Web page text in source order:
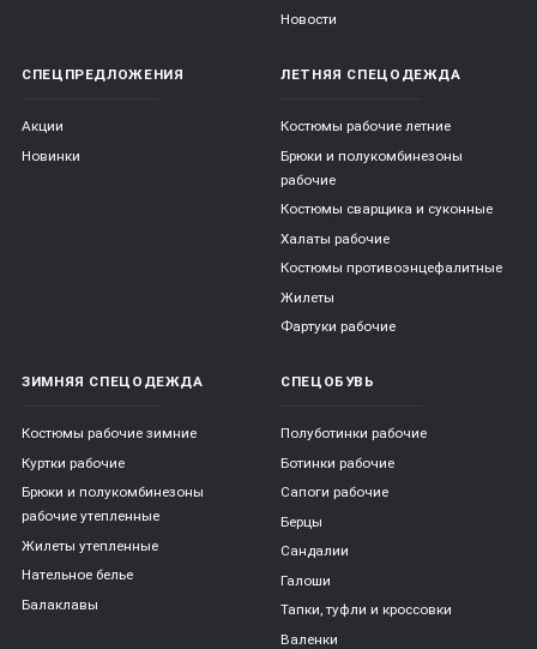
Новости
СПЕЦПРЕДЛОЖЕНИЯ
Акции
Новинки
ЛЕТНЯЯ СПЕЦОДЕЖДА
Костюмы рабочие летние
Брюки и полукомбинезоны
рабочие
Костюмы сварщика и суконные
Халаты рабочие
Костюмы противоэнцефалитные
Жилеты
Фартуки рабочие
ЗИМНЯЯ СПЕЦОДЕЖДА
Костюмы рабочие зимние
Куртки рабочие
Брюки и полукомбинезоны
рабочие утепленные
Жилеты утепленные
Нательное белье
Балаклавы
СПЕЦОБУВЬ
Полуботинки рабочие
Ботинки рабочие
Сапоги рабочие
Берцы
Сандалии
Галоши
Тапки, туфли и кроссовки
Валенки